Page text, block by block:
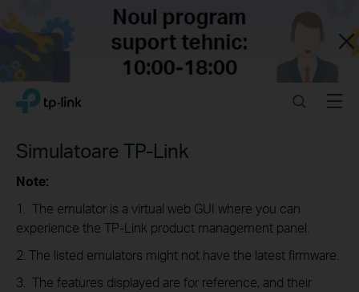
Close
Click
navigation
TP-Link, Reliably Smart SearchMenu
Simulatoare TP-Link
Note:
1. The emulator is a virtual web GUI where you can
experience the TP-Link product management panel.
2. The listed emulators might not have the latest firmware.
3. The features displayed are for reference, and their